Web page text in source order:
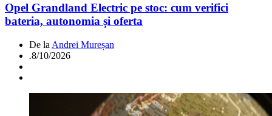
Opel Grandland Electric pe stoc: cum verifici
bateria, autonomia și oferta
De la Andrei Mureșan
.8/10/2026